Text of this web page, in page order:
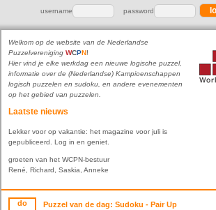
username password
Welkom op de website van de Nederlandse
Puzzelvereniging WCPN!
Hier vind je elke werkdag een nieuwe logische puzzel,
informatie over de (Nederlandse) Kampioenschappen
logisch puzzelen en sudoku, en andere evenementen
op het gebied van puzzelen.
Laatste nieuws
Lekker voor op vakantie: het magazine voor juli is
gepubliceerd. Log in en geniet.
groeten van het WCPN-bestuur
René, Richard, Saskia, Anneke
do Puzzel van de dag: Sudoku - Pair Up